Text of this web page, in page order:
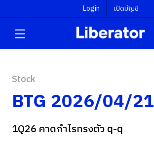
Login เปิดบัญชี
Stock
BTG 2026/04/21
1Q26 คาดกำไรทรงตัว q-q